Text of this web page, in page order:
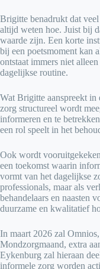
Brigitte benadrukt dat
altijd weten hoe. Juist bij
waarde zijn. Een korte
bij een poetsmoment kan
ontstaat immers niet
dagelijkse routine.
Wat Brigitte aanspreekt
zorg structureel wordt
informeren en te
een rol speelt in het
Ook wordt
een toekomst waarin
vormt van het dagelijkse
professionals, maar als
behandelaars en naasten
duurzame en kwalitatief
In maart 2026 zal
Mondzorgmaand, extra
Eykenburg zal hieraan
informele zorg worden